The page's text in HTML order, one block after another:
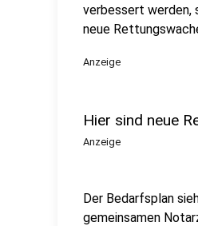
verbessert werden,
neue
Anzeige
Hier sind neue
Anzeige
Der Bedarfsplan
gemeinsamen